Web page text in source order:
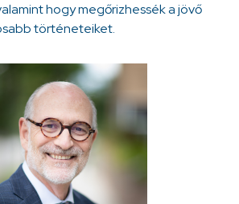
hogy megőrizhessék a jövő
történeteiket.